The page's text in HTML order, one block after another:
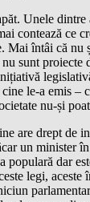
Unele dintre
contează ce
Mai întâi că nu
sunt proiecte
le-a emis –
nu-și
are drept de
un minister
dar
legi, aceste